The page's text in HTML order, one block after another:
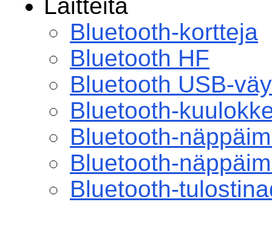
Laitteita
Bluetooth-kortteja
Bluetooth HF
Bluetooth USB-
Bluetooth-
Bluetooth-
Bluetooth-
Bluetooth-